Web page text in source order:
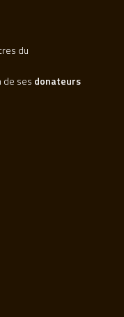
du
de ses donateurs